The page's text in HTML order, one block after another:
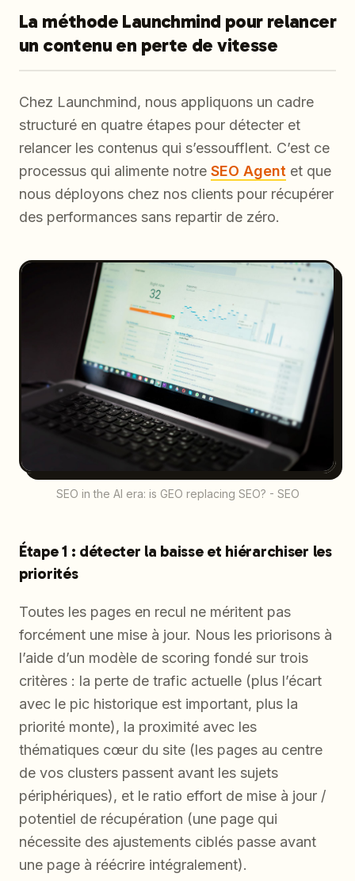
La méthode Launchmind pour relancer
un contenu en perte de vitesse
Chez Launchmind, nous appliquons un cadre
structuré en quatre étapes pour détecter et
relancer les contenus qui s’essoufflent. C’est ce
processus qui alimente notre SEO Agent et que
nous déployons chez nos clients pour récupérer
des performances sans repartir de zéro.
SEO in the AI era: is GEO replacing SEO? - SEO
Étape 1 : détecter la baisse et hiérarchiser les
priorités
Toutes les pages en recul ne méritent pas
forcément une mise à jour. Nous les priorisons à
l’aide d’un modèle de scoring fondé sur trois
critères : la perte de trafic actuelle (plus l’écart
avec le pic historique est important, plus la
priorité monte), la proximité avec les
thématiques cœur du site (les pages au centre
de vos clusters passent avant les sujets
périphériques), et le ratio effort de mise à jour /
potentiel de récupération (une page qui
nécessite des ajustements ciblés passe avant
une page à réécrire intégralement).